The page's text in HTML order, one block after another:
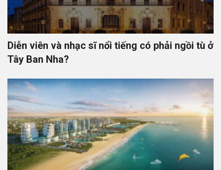
Diễn viên và nhạc sĩ nổi tiếng có phải ngồi tù ở
Tây Ban Nha?